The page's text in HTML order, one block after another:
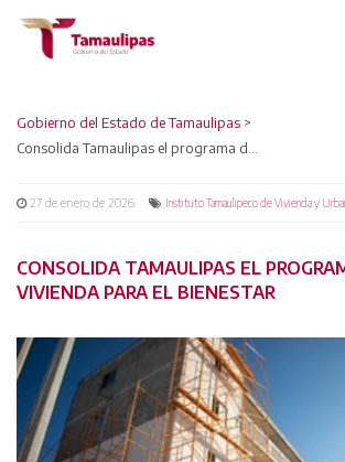
Gobierno del Estado de Tamaulipas >
27 de enero de 2026 Instituto Tamaulipeco de Vivienda y
CONSOLIDA TAMAULIPAS EL
VIVIENDA PARA EL BIENESTAR